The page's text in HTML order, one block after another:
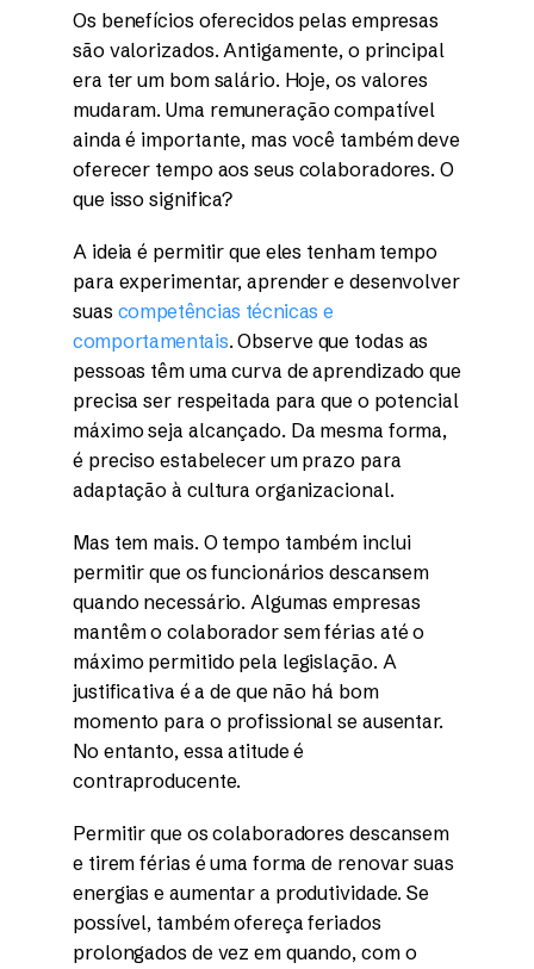
Os benefícios oferecidos pelas empresas
são valorizados. Antigamente, o principal
era ter um bom salário. Hoje, os valores
mudaram. Uma remuneração compatível
ainda é importante, mas você também deve
oferecer tempo aos seus colaboradores. O
que isso significa?
A ideia é permitir que eles tenham tempo
para experimentar, aprender e desenvolver
suas competências técnicas e
comportamentais. Observe que todas as
pessoas têm uma curva de aprendizado que
precisa ser respeitada para que o potencial
máximo seja alcançado. Da mesma forma,
é preciso estabelecer um prazo para
adaptação à cultura organizacional.
Mas tem mais. O tempo também inclui
permitir que os funcionários descansem
quando necessário. Algumas empresas
mantêm o colaborador sem férias até o
máximo permitido pela legislação. A
justificativa é a de que não há bom
momento para o profissional se ausentar.
No entanto, essa atitude é
contraproducente.
Permitir que os colaboradores descansem
e tirem férias é uma forma de renovar suas
energias e aumentar a produtividade. Se
possível, também ofereça feriados
prolongados de vez em quando, com o